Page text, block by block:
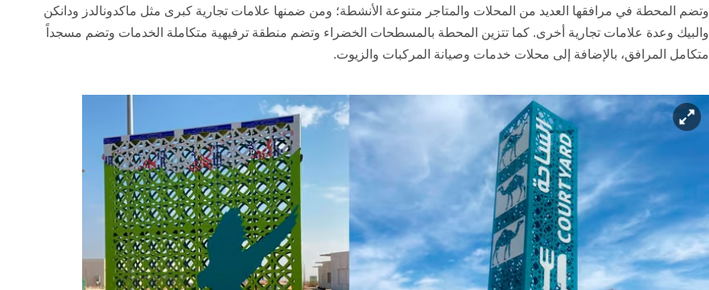
وتضم المحطة في مرافقها العديد من المحلات والمتاجر متنوعة الأنشطة؛ ومن ضمنها علامات تجارية كبرى مثل ماكدونالدز ودانكن
والبيك وعدة علامات تجارية أخرى. كما تتزين المحطة بالمسطحات الخضراء وتضم منطقة ترفيهية متكاملة الخدمات وتضم مسجداً
متكامل المرافق، بالإضافة إلى محلات خدمات وصيانة المركبات والزيوت.